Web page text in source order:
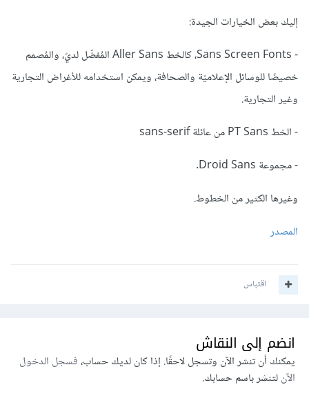
إليك بعض الخيارات الجيدة:
- Sans Screen Fonts، كالخط Aller Sans المُفضّل لديّ، والمُصمم
خصيصًا للوسائل الإعلاميّة والصحافة، ويمكن استخدامه للأغراض التجارية
وغير التجارية.
- الخط PT Sans من عائلة sans-serif
- مجموعة Droid Sans.
وغيرها الكثير من الخطوط.
المصدر
اقتباس
انضم إلى النقاش
يمكنك أن تنشر الآن وتسجل لاحقًا. إذا كان لديك حساب،فسجل الدخول
الآنلتنشر باسم حسابك.